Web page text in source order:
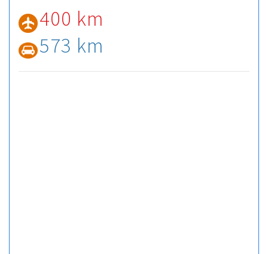
400 km
573 km